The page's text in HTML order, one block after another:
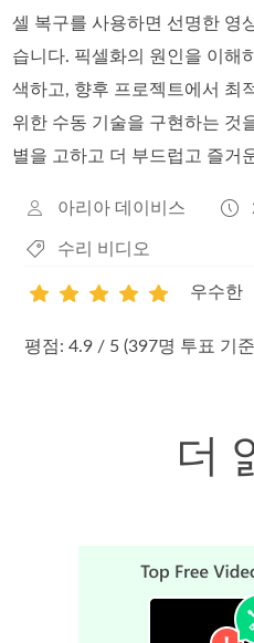
셀 복구를 사용하면 선명한 영
습니다. 픽셀화의 원인을 이해
색하고, 향후 프로젝트에서 최
위한 수동 기술을 구현하는 것
별을 고하고 더 부드럽고 즐거
아리아 데이비스
수리 비디오
우수한
평점: 4.9 / 5 (397명 투표 기
더